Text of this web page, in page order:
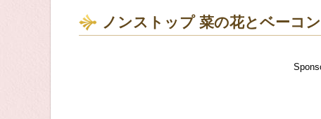
ノンストップ 菜の花とベーコ